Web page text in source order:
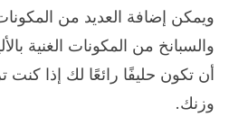
ويمكن إضافة العديد من
والسبانخ من المكونات الغنية
أن تكون حليفًا رائعًا لك إذا
وزنك.